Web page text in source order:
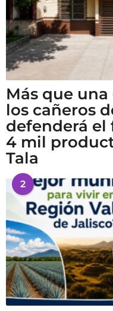
Más que
los cañeros
defenderá el
4 mil
Tala
2